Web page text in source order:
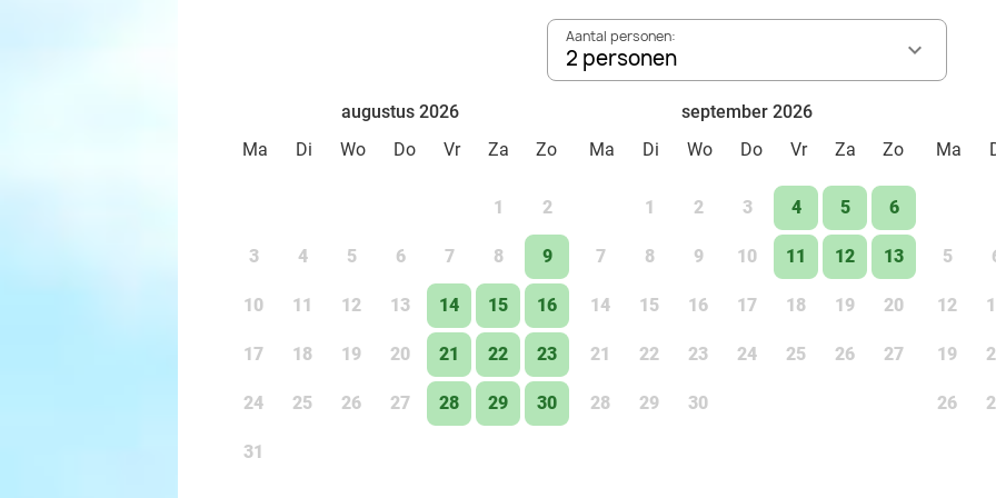
Aantal personen:
2 personen
augustus 2026
Ma
Di Wo Do Vr Za Zo
1 2
3 4 5 6 7 8 9
10 11 12 13 14 15 16
17 18 19 20 21 22 23
24 25 26 27 28 29 30
31
september 2026
Ma
Di Wo Do Vr Za Zo
1 2 3 4 5 6
7 8 9 10 11 12 13
14 15 16 17 18 19 20
21 22 23 24 25 26 27
28 29 30
Ma
5
12
19
26